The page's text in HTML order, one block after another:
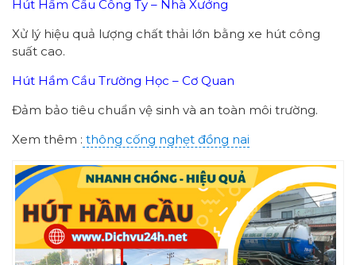
Hút Hầm Cầu Công Ty – Nhà Xưởng
Xử lý hiệu quả lượng chất thải lớn bằng xe hút công
suất cao.
Hút Hầm Cầu Trường Học – Cơ Quan
Đảm bảo tiêu chuẩn vệ sinh và an toàn môi trường.
Xem thêm : thông cống nghẹt đồng nai